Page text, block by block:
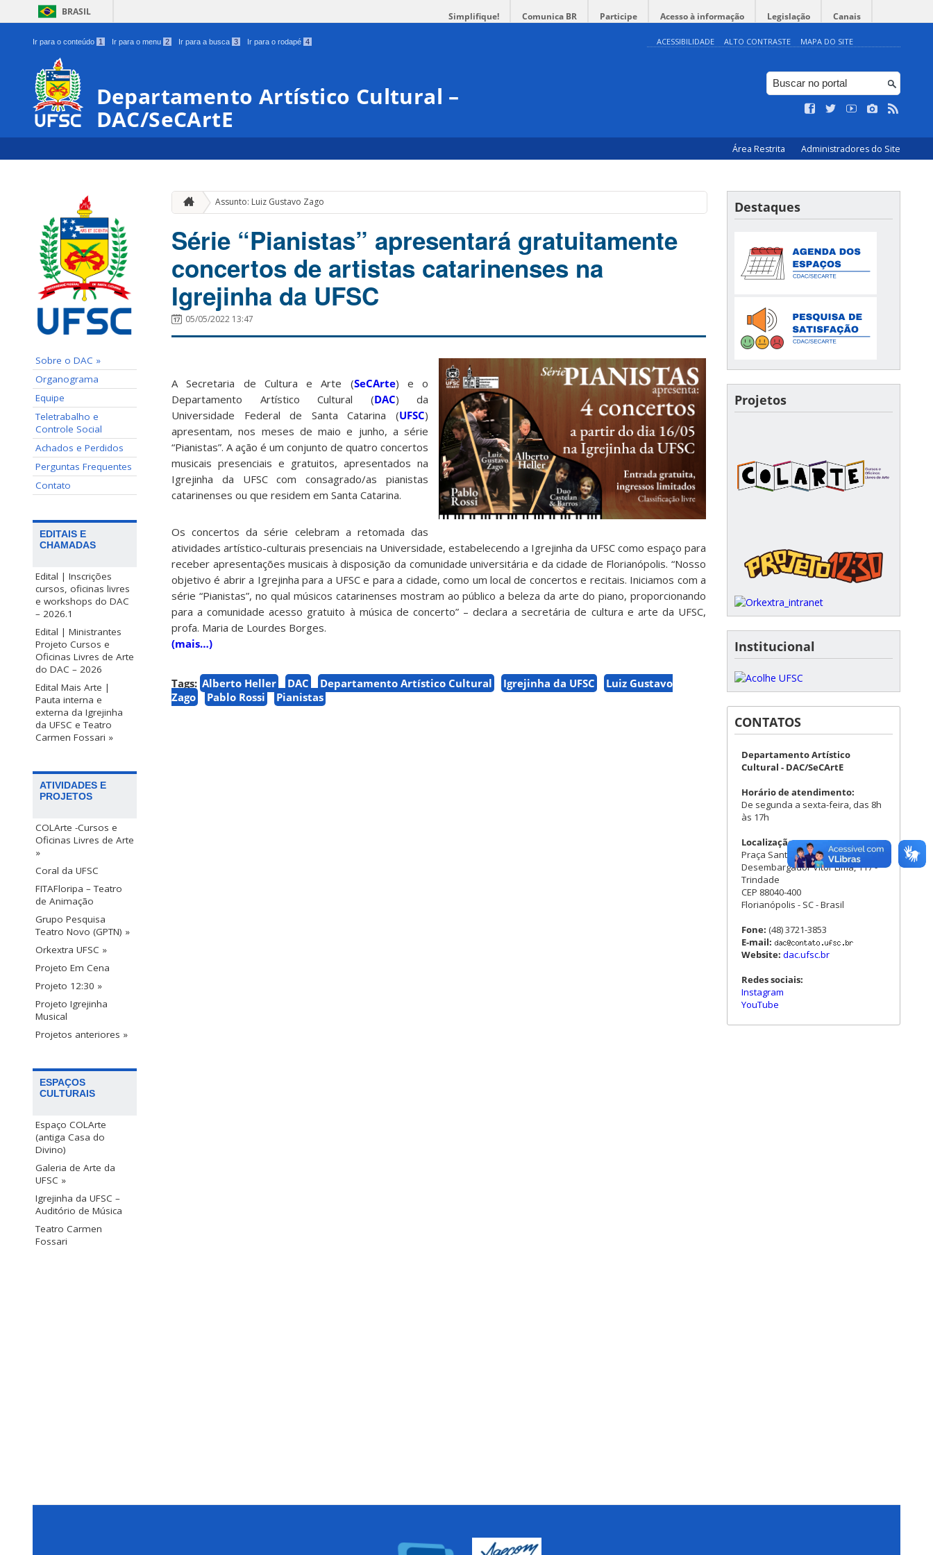
BRASIL Simplifique! Comunica BR Participe Acesso à informação Legislação Canais
Ir para o conteúdo 1 Ir para o menu 2 Ir para a busca 3 Ir para o rodapé 4 ACESSIBILIDADE ALTO CONTRASTE MAPA DO SITE
Departamento Artístico Cultural –
DAC/SeCArtE
Área Restrita Administradores do Site
Sobre o DAC »
Organograma
Equipe
Teletrabalho e
Controle Social
Achados e Perdidos
Perguntas Frequentes
Contato
EDITAIS E
CHAMADAS
Edital | Inscrições
cursos, oficinas livres
e workshops do DAC
– 2026.1
Edital | Ministrantes
Projeto Cursos e
Oficinas Livres de Arte
do DAC – 2026
Edital Mais Arte |
Pauta interna e
externa da Igrejinha
da UFSC e Teatro
Carmen Fossari »
ATIVIDADES E
PROJETOS
COLArte -Cursos e
Oficinas Livres de Arte
»
Coral da UFSC
FITAFloripa – Teatro
de Animação
Grupo Pesquisa
Teatro Novo (GPTN) »
Orkextra UFSC »
Projeto Em Cena
Projeto 12:30 »
Projeto Igrejinha
Musical
Projetos anteriores »
ESPAÇOS
CULTURAIS
Espaço COLArte
(antiga Casa do
Divino)
Galeria de Arte da
UFSC »
Igrejinha da UFSC –
Auditório de Música
Teatro Carmen
Fossari
Assunto: Luiz Gustavo Zago
Série “Pianistas” apresentará gratuitamente
concertos de artistas catarinenses na
Igrejinha da UFSC
05/05/2022 13:47
A Secretaria de Cultura e Arte (SeCArte) e o
Departamento Artístico Cultural (DAC) da
Universidade Federal de Santa Catarina (UFSC)
apresentam, nos meses de maio e junho, a série
“Pianistas”. A ação é um conjunto de quatro concertos
musicais presenciais e gratuitos, apresentados na
Igrejinha da UFSC com consagrado/as pianistas
catarinenses ou que residem em Santa Catarina.
Os concertos da série celebram a retomada das
atividades artístico-culturais presenciais na Universidade, estabelecendo a Igrejinha da UFSC como espaço para
receber apresentações musicais à disposição da comunidade universitária e da cidade de Florianópolis. “Nosso
objetivo é abrir a Igrejinha para a UFSC e para a cidade, como um local de concertos e recitais. Iniciamos com a
série “Pianistas”, no qual músicos catarinenses mostram ao público a beleza da arte do piano, proporcionando
para a comunidade acesso gratuito à música de concerto” – declara a secretária de cultura e arte da UFSC,
profa. Maria de Lourdes Borges.
(mais…)
Tags: Alberto Heller DAC Departamento Artístico Cultural Igrejinha da UFSC
Luiz Gustavo
Zago
Pablo Rossi Pianistas
Destaques
Projetos
Institucional
CONTATOS
Departamento Artístico
Cultural - DAC/SeCArtE
Horário de atendimento:
De segunda a sexta-feira, das 8h
às 17h
Localização:
Praça Santos Dumont - Rua
Desembargador Vitor Lima, 117 -
Trindade
CEP 88040-400
Florianópolis - SC - Brasil
Fone: (48) 3721-3853
E-mail:
Website: dac.ufsc.br
Redes sociais:
Instagram
YouTube